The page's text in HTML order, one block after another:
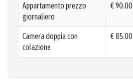
Appartamento prezzo
giornaliero
€ 90.00
Camera doppia con
colazione
€ 85.00